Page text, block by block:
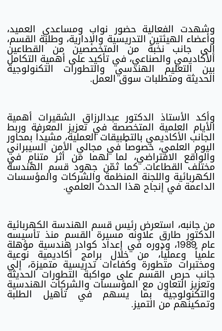
وشهدت الفعالية حضور نواب ومساعدي العميد،
وأعضاء الهيئتين التدريسية والإدارية، وطلبة القسم،
إلى جانب نخبة من المتخصصين من القطاعين
الأكاديمي والصناعي، في تأكيد على أهمية التكامل
بين التعليم الهندسي والتطورات التكنولوجية
الحديثة ومتطلبات سوق العمل.
وأكد الأستاذ الدكتور عبدالرزاق الشقيرات أهمية
الأيام العلمية المتخصصة في تعزيز المعرفة وربط
الجانب الأكاديمي بالتطبيقات العملية، مشيداً بمحاور
اليوم العلمي، خصوصاً في مجالي الأمن السيبراني
والواقع الافتراضي، لما لهما من أثر متنامٍ في
مختلف القطاعات. كما ثمّن جهود قسم الهندسة
الكهربائية واللجنة المنظمة والشركات والمؤسسات
الداعمة في إنجاح هذا الحدث العلمي.
من جانبه، استعرض رئيس قسم الهندسة الكهربائية
الدكتور طارق علاونه مسيرة القسم منذ تأسيسه
عام 1989، ودوره في إعداد كوادر هندسية مؤهلة
علمياً وعملياً، من خلال برامج أكاديمية نوعية
ومختبرات متطورة وكفاءات تدريسية متميزة، إلى
جانب حرص القسم على مواكبة التطورات الحديثة
وتعزيز التعاون مع المؤسسات والشركات الهندسية
والتكنولوجية بما يسهم في تأهيل الطلبة
وتمكينهم من التميز.